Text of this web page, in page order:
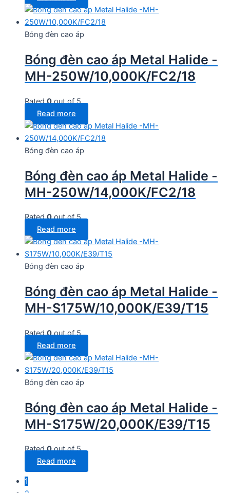
Bóng đèn cao áp
Bóng đèn cao áp Metal Halide -
MH-250W/10,000K/FC2/18
Rated0out of 5
Read more
Bóng đèn cao áp
Bóng đèn cao áp Metal Halide -
MH-250W/14,000K/FC2/18
Rated0out of 5
Read more
Bóng đèn cao áp
Bóng đèn cao áp Metal Halide -
MH-S175W/10,000K/E39/T15
Rated0out of 5
Read more
Bóng đèn cao áp
Bóng đèn cao áp Metal Halide -
MH-S175W/20,000K/E39/T15
Rated0out of 5
Read more
1